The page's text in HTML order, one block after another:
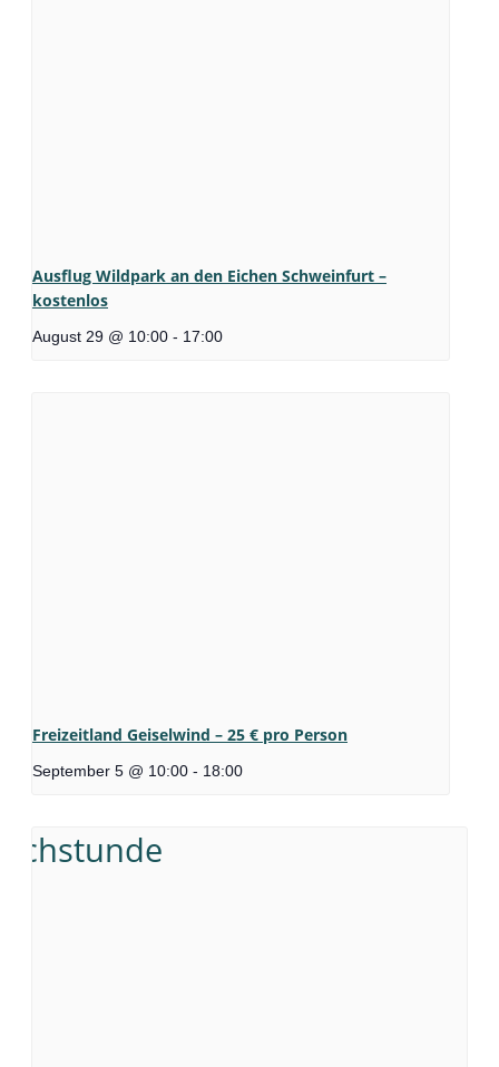
Ausflug Wildpark an den Eichen Schweinfurt –
kostenlos
August 29 @ 10:00 - 17:00
Freizeitland Geiselwind – 25 € pro Person
September 5 @ 10:00 - 18:00